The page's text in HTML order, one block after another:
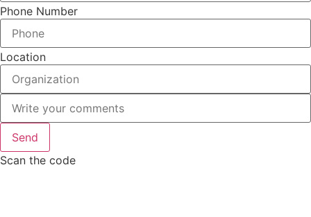
Phone Number
Location
Send
Scan the code